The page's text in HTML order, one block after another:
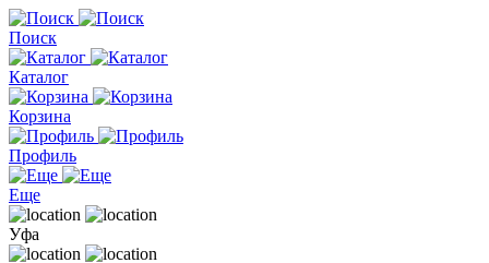
Поиск
Каталог
Корзина
Профиль
Еще
Уфа